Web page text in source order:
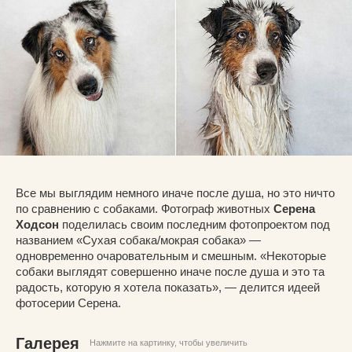
Все мы выглядим немного иначе после душа, но это ничто
по сравнению с собаками. Фотограф животных Серена
Ходсон поделилась своим последним фотопроектом под
названием «Сухая собака/мокрая собака» —
одновременно очаровательным и смешным. «Некоторые
собаки выглядят совершенно иначе после душа и это та
радость, которую я хотела показать», — делится идеей
фотосерии Серена.
Галерея Нажмите на картинку, чтобы увеличить